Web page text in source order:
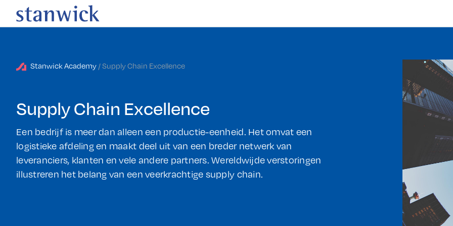
Stanwick Academy / Supply Chain Excellence
Supply Chain Excellence
Een bedrijf is meer dan alleen een productie-eenheid. Het omvat een
logistieke afdeling en maakt deel uit van een breder netwerk van
leveranciers, klanten en vele andere partners. Wereldwijde verstoringen
illustreren het belang van een veerkrachtige supply chain.